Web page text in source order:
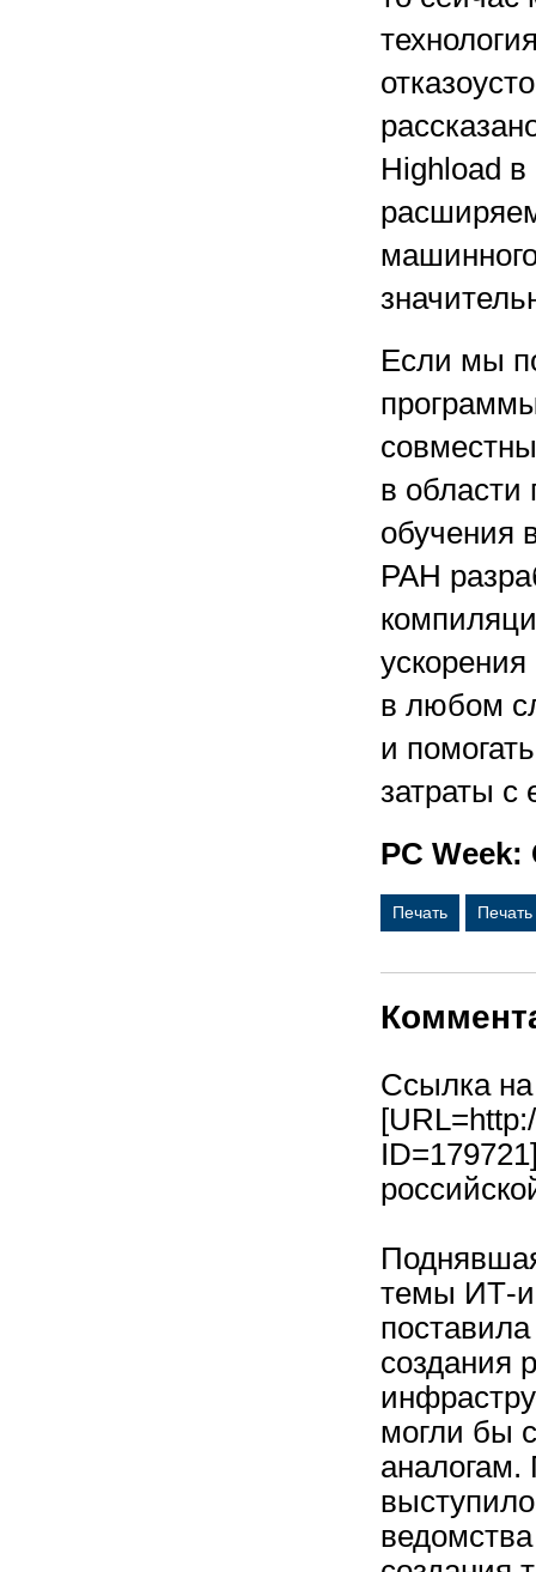
Highload
Если мы
в области
обучения
РАН
в любом
и
затраты с
PC Week:
Печать
Ссылка
темы ИТ-
создания
могли бы
аналогам.